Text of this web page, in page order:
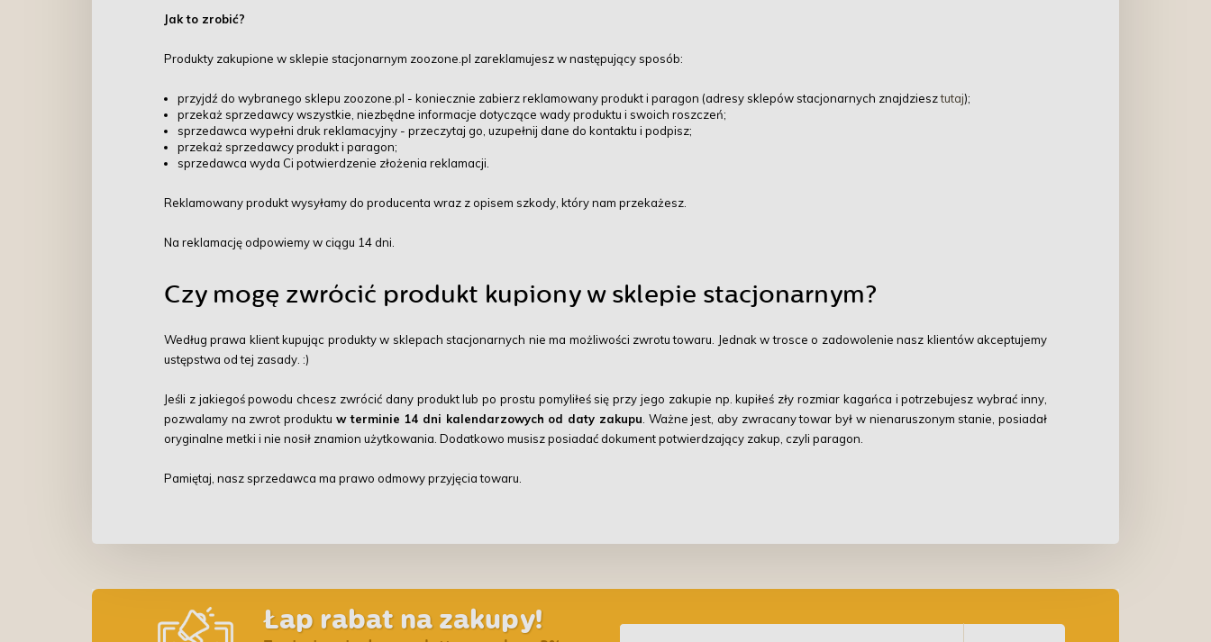
Jak to zrobić?
Produkty zakupione w sklepie stacjonarnym zoozone.pl zareklamujesz w następujący sposób:
przyjdź do wybranego sklepu zoozone.pl - koniecznie zabierz reklamowany produkt i paragon (adresy sklepów stacjonarnych znajdziesztutaj);
przekaż sprzedawcy wszystkie, niezbędne informacje dotyczące wady produktu i swoich roszczeń;
sprzedawca wypełni druk reklamacyjny - przeczytaj go, uzupełnij dane do kontaktu i podpisz;
przekaż sprzedawcy produkt i paragon;
sprzedawca wyda Ci potwierdzenie złożenia reklamacji.
Reklamowany produkt wysyłamy do producenta wraz z opisem szkody, który nam przekażesz.
Na reklamację odpowiemy w ciągu 14 dni.
Czy mogę zwrócić produkt kupiony w sklepie stacjonarnym?
Według prawa klient kupując produkty w sklepach stacjonarnych nie ma możliwości zwrotu towaru. Jednak w trosce o zadowolenie nasz klientów akceptujemy
ustępstwa od tej zasady. :)
Jeśli z jakiegoś powodu chcesz zwrócić dany produkt lub po prostu pomyliłeś się przy jego zakupie np. kupiłeś zły rozmiar kagańca i potrzebujesz wybrać inny,
pozwalamy na zwrot produktu w terminie 14 dni kalendarzowych od daty zakupu . Ważne jest, aby zwracany towar był w nienaruszonym stanie, posiadał
oryginalne metki i nie nosił znamion użytkowania. Dodatkowo musisz posiadać dokument potwierdzający zakup, czyli paragon.
Pamiętaj, nasz sprzedawca ma prawo odmowy przyjęcia towaru.
Łap rabat na zakupy!